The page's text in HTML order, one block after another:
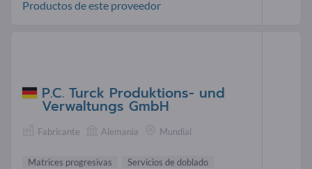
Productos de este proveedor
P.C. Turck Produktions- und
Verwaltungs GmbH
Fabricante Alemania Mundial
Matrices progresivas
Servicios de doblado